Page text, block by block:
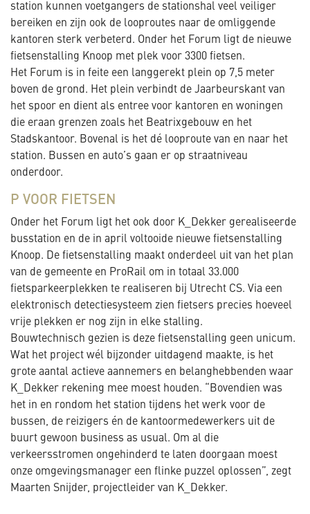
station kunnen voetgangers de stationshal veel veiliger
bereiken en zijn ook de looproutes naar de omliggende
kantoren sterk verbeterd. Onder het Forum ligt de nieuwe
fietsenstalling Knoop met plek voor 3300 fietsen.
Het Forum is in feite een langgerekt plein op 7,5 meter
boven de grond. Het plein verbindt de Jaarbeurskant van
het spoor en dient als entree voor kantoren en woningen
die eraan grenzen zoals het Beatrixgebouw en het
Stadskantoor. Bovenal is het dé looproute van en naar het
station. Bussen en auto’s gaan er op straatniveau
onderdoor.
P VOOR FIETSEN
Onder het Forum ligt het ook door K_Dekker gerealiseerde
busstation en de in april voltooide nieuwe fietsenstalling
Knoop. De fietsenstalling maakt onderdeel uit van het plan
van de gemeente en ProRail om in totaal 33.000
fietsparkeerplekken te realiseren bij Utrecht CS. Via een
elektronisch detectiesysteem zien fietsers precies hoeveel
vrije plekken er nog zijn in elke stalling.
Bouwtechnisch gezien is deze fietsenstalling geen unicum.
Wat het project wél bijzonder uitdagend maakte, is het
grote aantal actieve aannemers en belanghebbenden waar
K_Dekker rekening mee moest houden. “Bovendien was
het in en rondom het station tijdens het werk voor de
bussen, de reizigers én de kantoormedewerkers uit de
buurt gewoon business as usual. Om al die
verkeersstromen ongehinderd te laten doorgaan moest
onze omgevingsmanager een flinke puzzel oplossen”, zegt
Maarten Snijder, projectleider van K_Dekker.